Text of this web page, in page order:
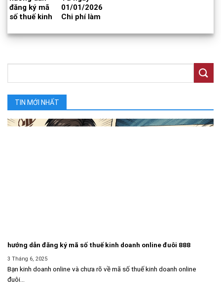
đăng ký mã
số thuế kinh
đuôi 888
01/01/2026
Chi phí làm
sẽ tăng cao
TIN MỚI NHẤT
hướng dẫn đăng ký mã số thuế kinh doanh online đuôi 888
3 Tháng 6, 2025
Bạn kinh doanh online và chưa rõ về mã số thuế kinh doanh online
đuôi...